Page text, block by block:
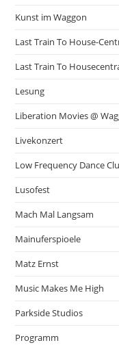
Kunst im Waggon
Last Train To House-
Last Train To
Lesung
Liberation Movies @
Livekonzert
Low Frequency Dance
Lusofest
Mach Mal Langsam
Mainuferspioele
Matz Ernst
Music Makes Me High
Parkside Studios
Programm